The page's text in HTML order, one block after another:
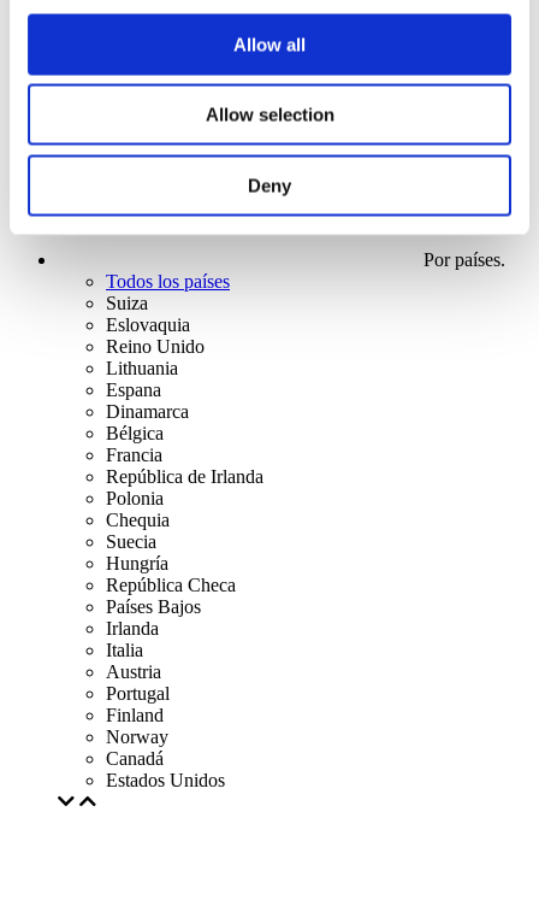
Allow all
Allow selection
Deny
Por países.
Todos los países
Suiza
Eslovaquia
Reino Unido
Lithuania
Espana
Dinamarca
Bélgica
Francia
República de Irlanda
Polonia
Chequia
Suecia
Hungría
República Checa
Países Bajos
Irlanda
Italia
Austria
Portugal
Finland
Norway
Canadá
Estados Unidos